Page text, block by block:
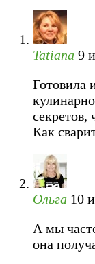
Tatiana 9
Готовила
секретов,
Как
Ольга 10
А мы
она